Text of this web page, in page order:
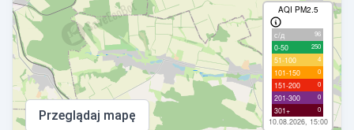
AQI PM2.5
с/д 96
0-50 250
51-100 4
101-150 0
151-200 0
201-300 0
301+ 0
10.08.2026, 15:00
Przeglądaj mapę